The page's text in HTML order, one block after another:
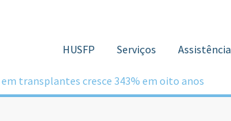
HUSFP Serviços Assistência
transplantes cresce 343% em oito anos